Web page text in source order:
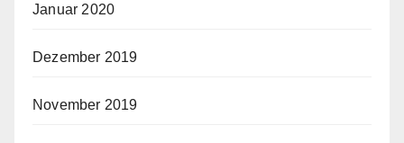
Januar 2020
Dezember 2019
November 2019